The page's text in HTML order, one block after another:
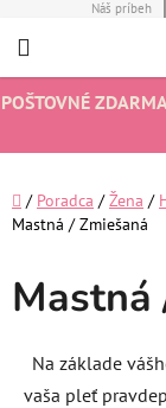
na
Náš príbeh
POŠTOVNÉ
Domov
/ Poradca / Žena /
Mastná / Zmiešaná
Mastná
Na základe
vaša pleť